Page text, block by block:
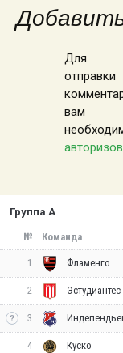
Для
отправки
вам
Группа A
№ Команда
1 Фламенго
2 Эстудиантес
3
4 Куско